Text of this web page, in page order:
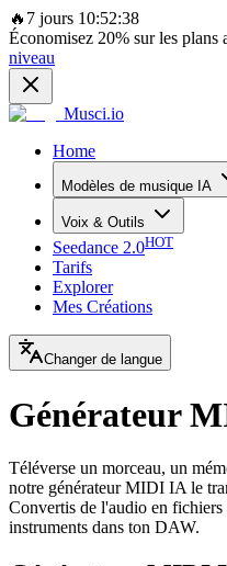
🔥 7 jours 10:52:38
Économisez 20% sur les plans
niveau
Musci.io
Home
Modèles de musique IA
Voix & Outils
Seedance 2.0HOT
Tarifs
Explorer
Mes Créations
Changer de langue
Générateur
Téléverse un morceau, un
notre générateur MIDI IA le
Convertis de l'audio en
instruments dans ton DAW.